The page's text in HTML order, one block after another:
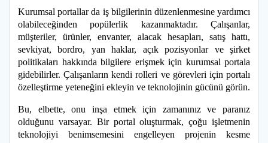
Kurumsal portallar da iş bilgilerinin düzenlenmesine yardımcı
olabileceğinden popülerlik kazanmaktadır. Çalışanlar,
müşteriler, ürünler, envanter, alacak hesapları, satış hattı,
sevkiyat, bordro, yan haklar, açık pozisyonlar ve şirket
politikaları hakkında bilgilere erişmek için kurumsal portala
gidebilirler. Çalışanların kendi rolleri ve görevleri için portalı
özelleştirme yeteneğini ekleyin ve teknolojinin gücünü görün.
Bu, elbette, onu inşa etmek için zamanınız ve paranız
olduğunu varsayar. Bir portal oluşturmak, çoğu işletmenin
teknolojiyi benimsemesini engelleyen projenin kesme